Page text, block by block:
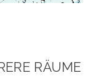
RÄUME